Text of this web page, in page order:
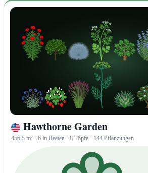
Hawthorne Garden
456.5 m² · 6 in Beeten · 8 Töpfe · 144 Pflanzungen